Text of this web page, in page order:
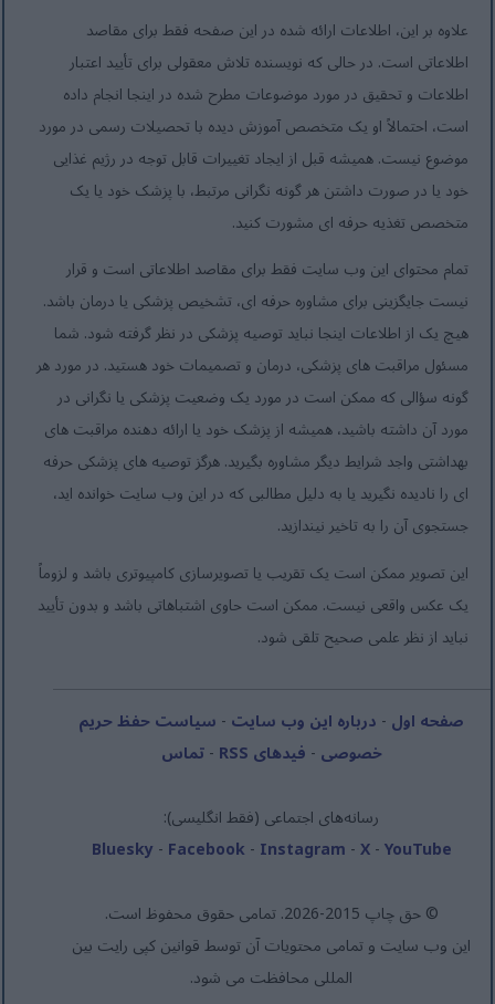
علاوه بر این، اطلاعات ارائه شده در این صفحه فقط برای مقاصد
اطلاعاتی است. در حالی که نویسنده تلاش معقولی برای تأیید اعتبار
اطلاعات و تحقیق در مورد موضوعات مطرح شده در اینجا انجام داده
است، احتمالاً او یک متخصص آموزش دیده با تحصیلات رسمی در مورد
موضوع نیست. همیشه قبل از ایجاد تغییرات قابل توجه در رژیم غذایی
خود یا در صورت داشتن هر گونه نگرانی مرتبط، با پزشک خود یا یک
متخصص تغذیه حرفه ای مشورت کنید.
تمام محتوای این وب سایت فقط برای مقاصد اطلاعاتی است و قرار
نیست جایگزینی برای مشاوره حرفه ای، تشخیص پزشکی یا درمان باشد.
هیچ یک از اطلاعات اینجا نباید توصیه پزشکی در نظر گرفته شود. شما
مسئول مراقبت های پزشکی، درمان و تصمیمات خود هستید. در مورد هر
گونه سؤالی که ممکن است در مورد یک وضعیت پزشکی یا نگرانی در
مورد آن داشته باشید، همیشه از پزشک خود یا ارائه دهنده مراقبت های
بهداشتی واجد شرایط دیگر مشاوره بگیرید. هرگز توصیه های پزشکی حرفه
ای را نادیده نگیرید یا به دلیل مطالبی که در این وب سایت خوانده اید،
جستجوی آن را به تاخیر نیندازید.
این تصویر ممکن است یک تقریب یا تصویرسازی کامپیوتری باشد و لزوماً
یک عکس واقعی نیست. ممکن است حاوی اشتباهاتی باشد و بدون تأیید
نباید از نظر علمی صحیح تلقی شود.
صفحه اول - درباره این وب سایت - سیاست حفظ حریم
خصوصی - فیدهای RSS -تماس
رسانه‌های اجتماعی (فقط انگلیسی):
Bluesky - Facebook - Instagram -X-YouTube
© حق چاپ 2015-2026. تمامی حقوق محفوظ است.
این وب سایت و تمامی محتویات آن توسط قوانین کپی رایت بین
المللی محافظت می شود.